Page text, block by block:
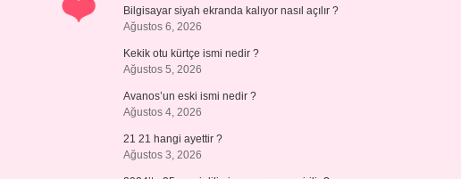
Bilgisayar siyah ekranda kalıyor nasıl açılır ?
Ağustos 6, 2026
Kekik otu kürtçe ismi nedir ?
Ağustos 5, 2026
Avanos’un eski ismi nedir ?
Ağustos 4, 2026
21 21 hangi ayettir ?
Ağustos 3, 2026